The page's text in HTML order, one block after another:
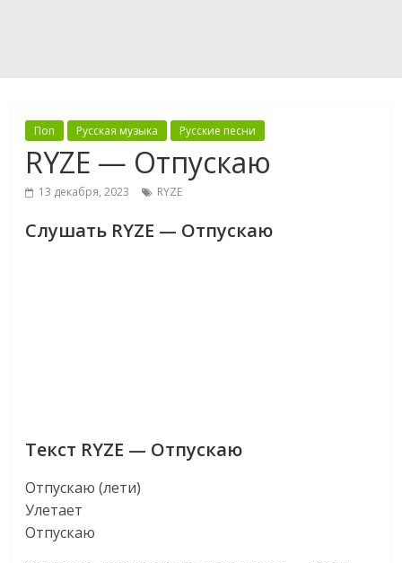
Поп Русская музыка Русские песни
RYZE — Отпускаю
13 декабря, 2023 RYZE
Слушать RYZE — Отпускаю
Текст RYZE — Отпускаю
Отпускаю (лети)
Улетает
Отпускаю